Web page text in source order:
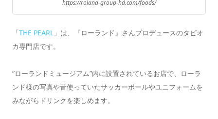
https://roland-group-hd.com/foods/
「THE PEARL」は、『ローランド』さんプロデュースのタピオ
カ専門店です。
”ローランドミュージアム”内に設置されているお店で、ローラ
ンド様の写真や昔使っていたサッカーボールやユニフォームを
みながらドリンクを楽しめます。